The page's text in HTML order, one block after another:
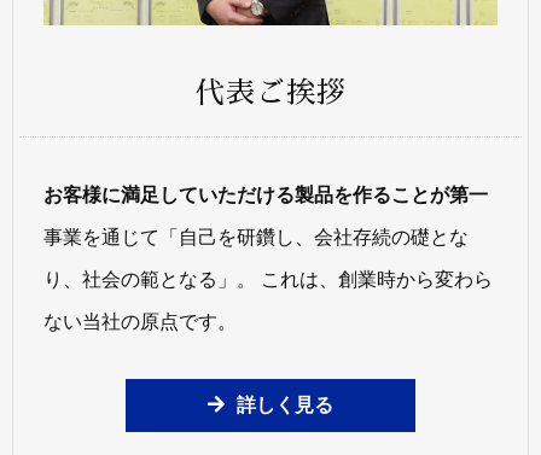
代表ご挨拶
お客様に満足していただける製品を作ることが第一
事業を通じて「自己を研鑽し、会社存続の礎とな
り、社会の範となる」。 これは、創業時から変わら
ない当社の原点です。
詳しく見る